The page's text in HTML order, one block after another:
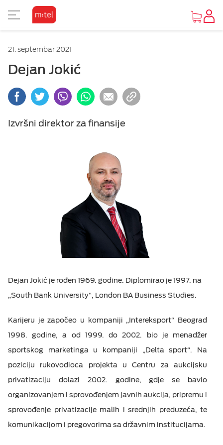
Osnovni prikaz
Visoki kontrast
Inverzan
21. septembar 2021
Dejan Jokić
Izvršni direktor za finansije
Dejan Jokić je rođen 1969. godine. Diplomirao je 1997. na
„South Bank University“, London BA Business Studies.
Karijeru je započeo u kompaniji „Intereksport“ Beograd
1998. godine, a od 1999. do 2002. bio je menadžer
sportskog marketinga u kompaniji „Delta sport“. Na
poziciju rukovodioca projekta u Centru za aukcijsku
privatizaciju dolazi 2002. godine, gdje se bavio
organizovanjem i sprovođenjem javnih aukcija, pripremu i
sprovođenje privatizacije malih i srednjih preduzeća, te
komunikacijom i pregovorima sa državnim institucijama.